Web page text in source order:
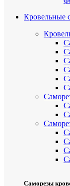
Кровельные
Саморезы